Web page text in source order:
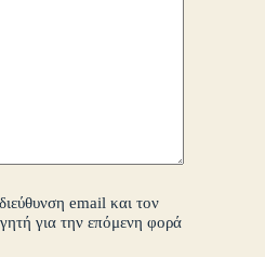
email και τον
για την επόμενη φορά